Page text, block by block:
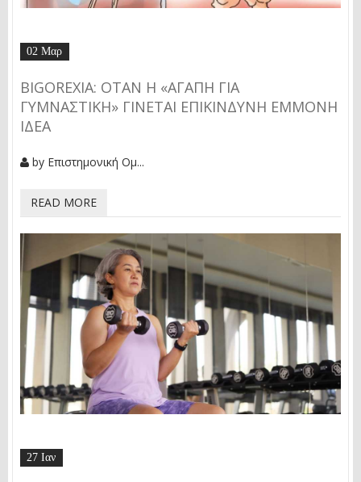
02 Μαρ
BIGOREXIA: ΌΤΑΝ Η «ΑΓΆΠΗ ΓΙΑ
ΓΥΜΝΑΣΤΙΚΉ» ΓΊΝΕΤΑΙ ΕΠΙΚΊΝΔΥΝΗ ΈΜΜΟΝΗ
ΙΔΈΑ
by Επιστημονική Ομ...
READ MORE
27 Ιαν